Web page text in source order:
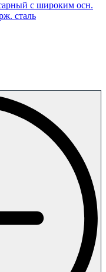
с широким осн.
сталь